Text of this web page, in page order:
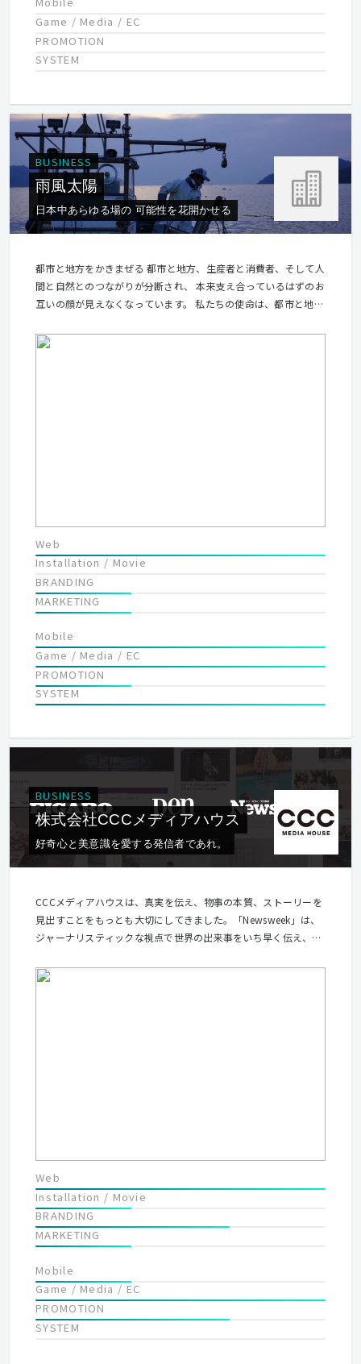
Game / Media / EC
PROMOTION
SYSTEM
BUSINESS
雨風太陽
日本中あらゆる場の 可能性を花開かせる
都市と地方をかきまぜる 都市と地方、生産者と消費者、そして人
間と自然とのつながりが分断され、 本来支え合っているはずのお
互いの顔が見えなくなっています。 私たちの使命は、都市と地方
と。 生かし、生かされあう関係を実感することで、感謝や喜びを
Web
Installation / Movie
BRANDING
MARKETING
Mobile
Game / Media / EC
PROMOTION
SYSTEM
BUSINESS
株式会社CCCメディアハウス
好奇心と美意識を愛する発信者であれ。
CCCメディアハウスは、真実を伝え、物事の本質、ストーリーを
見出すことをもっとも大切にしてきました。「Newsweek」は、
ジャーナリスティックな視点で世界の出来事をいち早く伝え、
を見つけて世の中に伝えることを使命としてきました。私たちは
Web
Installation / Movie
BRANDING
MARKETING
Mobile
Game / Media / EC
PROMOTION
SYSTEM